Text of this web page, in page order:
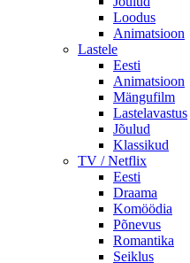
Loodus
Animatsioon
Lastele
Eesti
Animatsioon
Mängufilm
Lastelavastus
Jõulud
Klassikud
TV / Netflix
Eesti
Draama
Komöödia
Põnevus
Romantika
Seiklus